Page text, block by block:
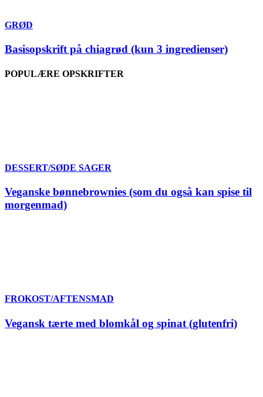
GRØD
Basisopskrift på chiagrød (kun 3 ingredienser)
POPULÆRE OPSKRIFTER
DESSERT/SØDE SAGER
Veganske bønnebrownies (som du også kan spise til
morgenmad)
FROKOST/AFTENSMAD
Vegansk tærte med blomkål og spinat (glutenfri)